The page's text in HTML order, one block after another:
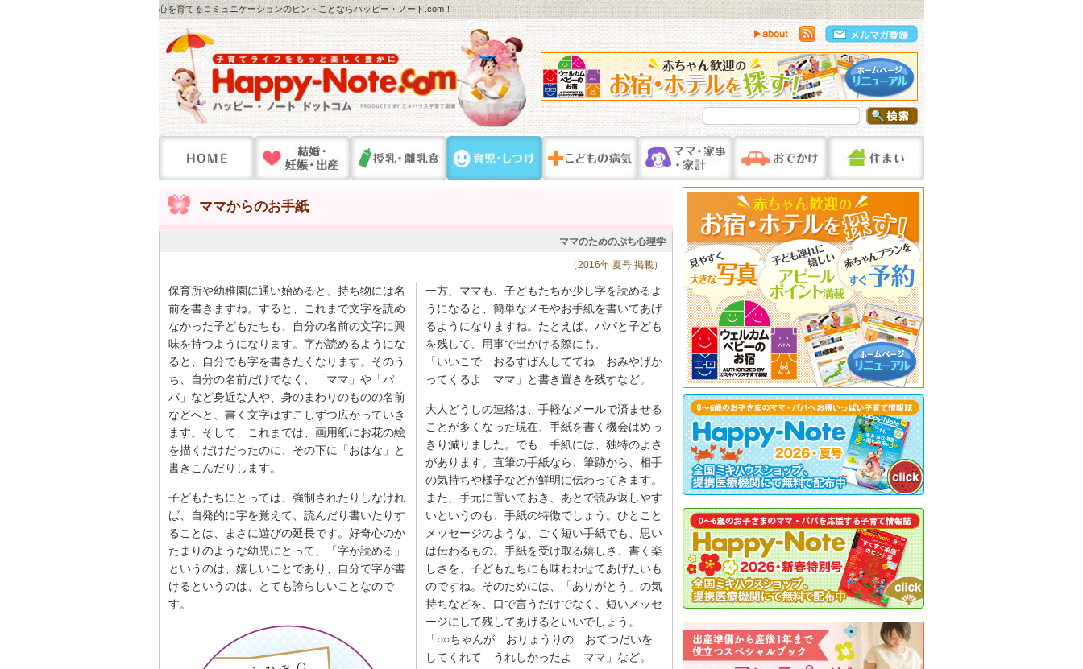
心を育てるコミュニケーションのヒントことならハッピー・ノート.com！
ママからのお手紙
ママのためのぷち心理学
（2016年 夏号 掲載）
保育所や幼稚園に通い始めると、持ち物には名
前を書きますね。すると、これまで文字を読め
なかった子どもたちも、自分の名前の文字に興
味を持つようになります。字が読めるようにな
ると、自分でも字を書きたくなります。そのう
ち、自分の名前だけでなく、「ママ」や「パ
パ」など身近な人や、身のまわりのものの名前
などへと、書く文字はすこしずつ広がっていき
ます。そして、これまでは、画用紙にお花の絵
を描くだけだったのに、その下に「おはな」と
書きこんだりします。
子どもたちにとっては、強制されたりしなけれ
ば、自発的に字を覚えて、読んだり書いたりす
ることは、まさに遊びの延長です。好奇心のか
たまりのような幼児にとって、「字が読める」
というのは、嬉しいことであり、自分で字が書
けるというのは、とても誇らしいことなので
す。
一方、ママも、子どもたちが少し字を読めるよ
うになると、簡単なメモやお手紙を書いてあげ
るようになりますね。たとえば、パパと子ども
を残して、用事で出かける際にも、
「いいこで おるすばんしててね おみやげか
ってくるよ ママ」と書き置きを残すなど。
大人どうしの連絡は、手軽なメールで済ませる
ことが多くなった現在、手紙を書く機会はめっ
きり減りました。でも、手紙には、独特のよさ
があります。直筆の手紙なら、筆跡から、相手
の気持ちや様子などが鮮明に伝わってきます。
また、手元に置いておき、あとで読み返しやす
いというのも、手紙の特徴でしょう。ひとこと
メッセージのような、ごく短い手紙でも、思い
は伝わるもの。手紙を受け取る嬉しさ、書く楽
しさを、子どもたちにも味わわせてあげたいも
のですね。そのためには、「ありがとう」の気
持ちなどを、口で言うだけでなく、短いメッセ
ージにして残してあげるといいでしょう。
「○○ちゃんが おりょうりの おてつだいを
してくれて うれしかったよ ママ」など。